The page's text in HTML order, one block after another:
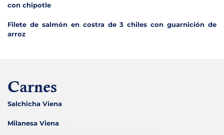
con chipotle
Filete de salmón en costra de 3 chiles con guarnición de
arroz
Carnes
Salchicha Viena
Milanesa Viena